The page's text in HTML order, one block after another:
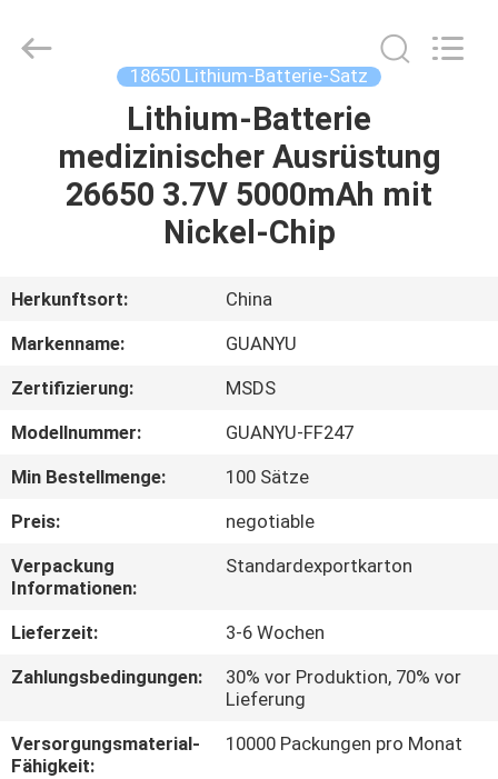
PRODUKTE
UNS
AUSFLUG
QUALITÄTSKONTROLLE
TRETEN
SIE
MIT
UNS
VERBINDUNG
18650 Lithium-Batterie-Satz
Lithium-Batterie
medizinischer Ausrüstung
26650 3.7V 5000mAh mit
Nickel-Chip
Herkunftsort:
China
Markenname:
GUANYU
Zertifizierung:
MSDS
Modellnummer:
GUANYU-FF247
Min Bestellmenge:
100 Sätze
Preis:
negotiable
Verpackung
Informationen:
Standardexportkarton
Lieferzeit:
3-6 Wochen
Zahlungsbedingungen:
30% vor Produktion, 70% vor
Lieferung
Versorgungsmaterial-
Fähigkeit:
10000 Packungen pro Monat